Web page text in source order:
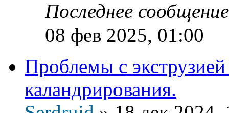
Последнее
08 фев 2025, 01:00
Проблемы с
каландрирования.